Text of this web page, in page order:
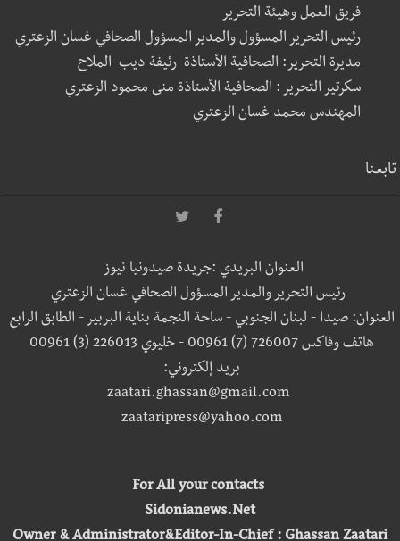
فريق العمل وهيئة التحرير
رئيس التحرير المسؤول والمدير المسؤول الصحافي غسان الزعتري
مديرة التحرير: الصحافية الأستاذة رئيفة ديب الملاح
سكرتير التحرير : الصحافية الأستاذة منى محمود الزعتري
المهندس محمد غسان الزعتري
تابعنا
العنوان البريدي :جريدة صيدونيا نيوز
رئيس التحرير والمدير المسؤول الصحافي غسان الزعتري
العنوان: صيدا - لبنان الجنوبي - ساحة النجمة بناية البربير - الطابق الرابع
هاتف وفاكس 726007 (7) 00961 - خليوي 226013 (3) 00961
بريد إلكتروني:
zaatari.ghassan@gmail.com
zaataripress@yahoo.com
For All your contacts
Sidonianews.Net